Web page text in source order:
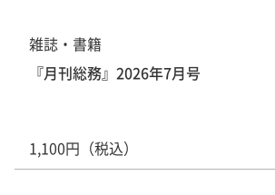
雑誌・書籍
『月刊総務』2026年7月号
1,100円（税込）